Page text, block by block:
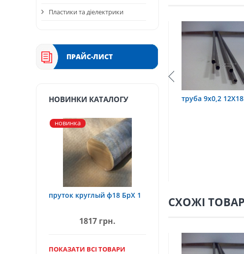
3,2х0,6 12Х18Н10Т труба 9х0,2 12Х18Н10Т труба
СХОЖІ
Пластики та діелектрики
ПРАЙС-ЛИСТ
НОВИНКИ КАТАЛОГУ
новинка
пруток круглый ф18 БрХ 1
1817 грн.
ПОКАЗАТИ ВСІ ТОВАРИ